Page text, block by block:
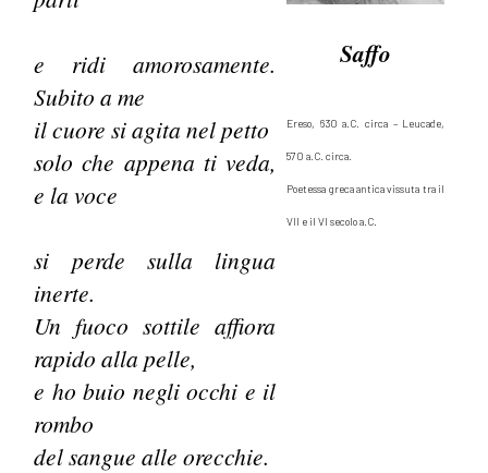
e ridi amorosamente.
Subito a me
il cuore si agita nel petto
solo che appena ti veda,
e la voce
si perde sulla lingua
inerte.
Un fuoco sottile affiora
rapido alla pelle,
e ho buio negli occhi e il
rombo
del sangue alle orecchie.
Saffo
Ereso, 630 a.C. circa – Leucade,
570 a.C. circa.
Poetessa greca antica vissuta tra il
VII e il VI secolo a.C.